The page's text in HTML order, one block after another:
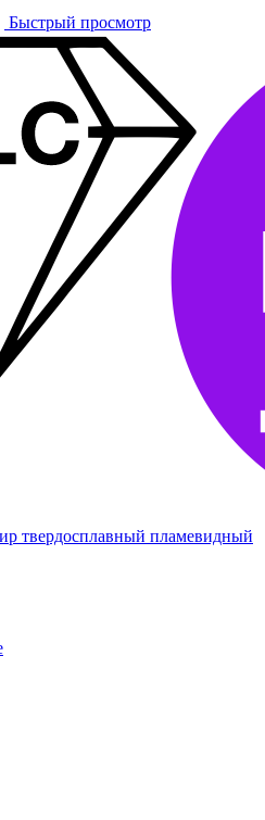
Быстрый просмотр
твердосплавный пламевидный